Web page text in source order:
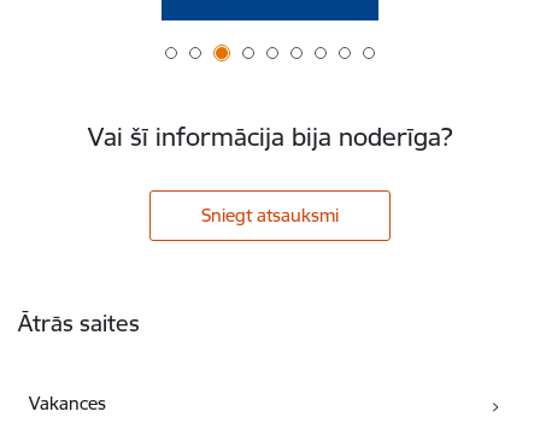
Vai šī informācija bija noderīga?
Sniegt atsauksmi
Ātrās saites
Vakances